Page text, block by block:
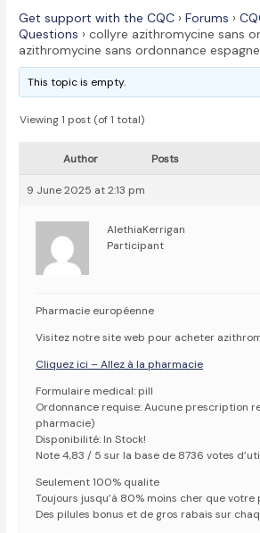
Get support with the CQC › Forums ›
Questions › collyre azithromycine sans
azithromycine sans ordonnance espagne
This topic is empty.
Viewing 1 post (of 1 total)
Author Posts
9 June 2025 at 2:13 pm
AlethiaKerrigan
Participant
Pharmacie européenne
Visitez notre site web pour acheter
Cliquez ici – Allez à la pharmacie
Formulaire medical: pill
Ordonnance requise: Aucune prescription
pharmacie)
Disponibilité: In Stock!
Note 4,83 / 5 sur la base de 8736 votes
Seulement 100% qualite
Toujours jusqu’à 80% moins cher que
Des pilules bonus et de gros rabais sur